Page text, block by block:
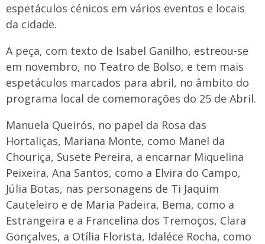
espetáculos cénicos em vários eventos e locais
da cidade.
A peça, com texto de Isabel Ganilho, estreou-se
em novembro, no Teatro de Bolso, e tem mais
espetáculos marcados para abril, no âmbito do
programa local de comemorações do 25 de Abril.
Manuela Queirós, no papel da Rosa das
Hortaliças, Mariana Monte, como Manel da
Chouriça, Susete Pereira, a encarnar Miquelina
Peixeira, Ana Santos, como a Elvira do Campo,
Júlia Botas, nas personagens de Ti Jaquim
Cauteleiro e de Maria Padeira, Bema, como a
Estrangeira e a Francelina dos Tremoços, Clara
Gonçalves, a Otília Florista, Idaléce Rocha, como